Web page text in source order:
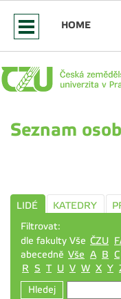
HOME
Seznam
LIDÉ KATEDRY
Filtrovat:
dle fakulty Vše ČZU
abecedně Vše A B C
R S T U V W X Y
Hledej